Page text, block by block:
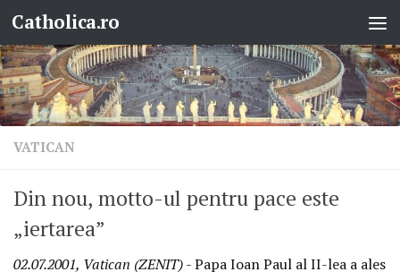
Skip to content
Catholica.ro
VATICAN
Din nou, motto-ul pentru pace este
„iertarea”
02.07.2001, Vatican (ZENIT)- Papa Ioan Paul al II-lea a ales